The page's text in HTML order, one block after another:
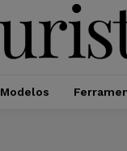
Modelos